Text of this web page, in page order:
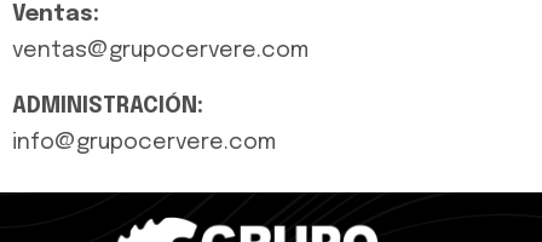
Ventas:
ventas@grupocervere.com
ADMINISTRACIÓN:
info@grupocervere.com